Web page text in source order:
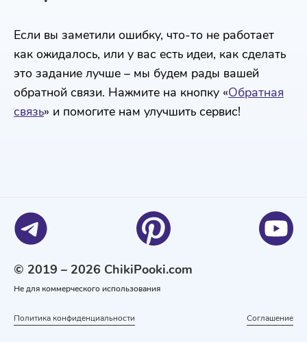
Если вы заметили ошибку, что-то не работает
как ожидалось, или у вас есть идеи, как сделать
это задание лучше – мы будем рады вашей
обратной связи. Нажмите на кнопку «Обратная
связь» и помогите нам улучшить сервис!
© 2019 – 2026 ChikiPooki.com
Не для коммерческого использования
Политика конфиденциальности Соглашение